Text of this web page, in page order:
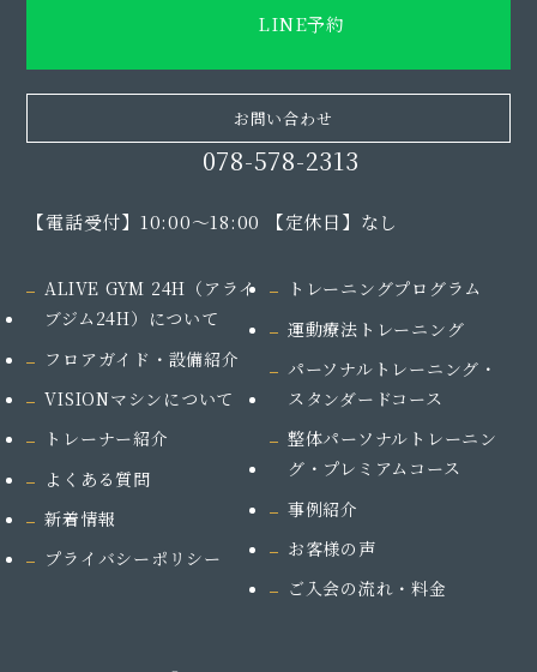
LINE予約
お問い合わせ
078-578-2313
【電話受付】10:00～18:00 【定休日】なし
ALIVE GYM 24H（アライ
ブジム24H） について
フロアガイド・設備紹介
VISIONマシンについて
トレーナー紹介
よくある質問
新着情報
プライバシーポリシー
トレーニングプログラム
運動療法トレーニング
パーソナルトレーニング・
スタンダードコース
整体パーソナルトレーニン
グ・プレミアムコース
事例紹介
お客様の声
ご入会の流れ・料金